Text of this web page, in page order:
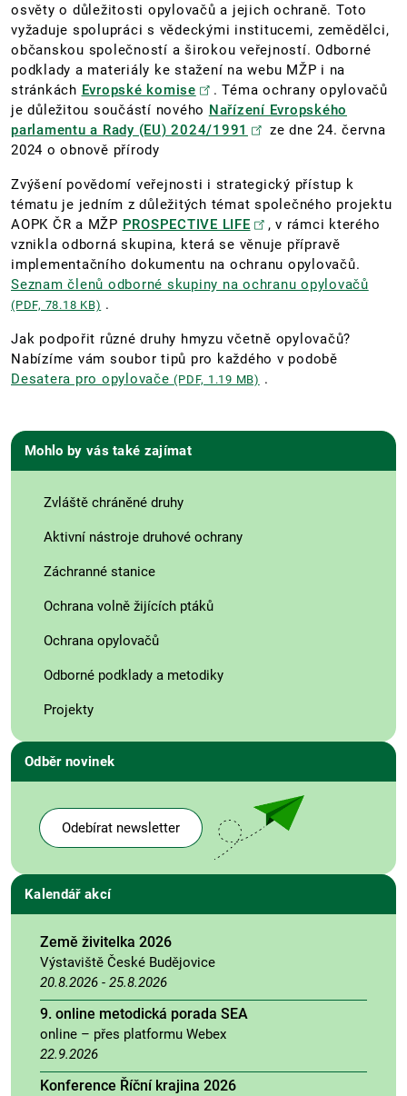
osvěty o důležitosti opylovačů a jejich ochraně. Toto
vyžaduje spolupráci s vědeckými institucemi, zemědělci,
občanskou společností a širokou veřejností. Odborné
podklady a materiály ke stažení na webu MŽP i na
stránkách Evropské komise
. Téma ochrany opylovačů
je důležitou součástí nového Nařízení Evropského
parlamentu a Rady (EU) 2024/1991
ze dne 24. června
2024 o obnově přírody
Zvýšení povědomí veřejnosti i strategický přístup k
tématu je jedním z důležitých témat společného projektu
AOPK ČR a MŽP PROSPECTIVE LIFE
, v rámci kterého
vznikla odborná skupina, která se věnuje přípravě
implementačního dokumentu na ochranu opylovačů.
Seznam členů odborné skupiny na ochranu opylovačů
(PDF, 78.18 KB) .
Jak podpořit různé druhy hmyzu včetně opylovačů?
Nabízíme vám soubor tipů pro každého v podobě
Desatera pro opylovače(PDF, 1.19 MB) .
Mohlo by vás také zajímat
Zvláště chráněné druhy
Aktivní nástroje druhové ochrany
Záchranné stanice
Ochrana volně žijících ptáků
Ochrana opylovačů
Odborné podklady a metodiky
Projekty
Odběr novinek
Odebírat newsletter
Kalendář akcí
Země živitelka 2026
Výstaviště České Budějovice
20.8.2026 - 25.8.2026
9. online metodická porada SEA
online – přes platformu Webex
22.9.2026
Konference Říční krajina 2026